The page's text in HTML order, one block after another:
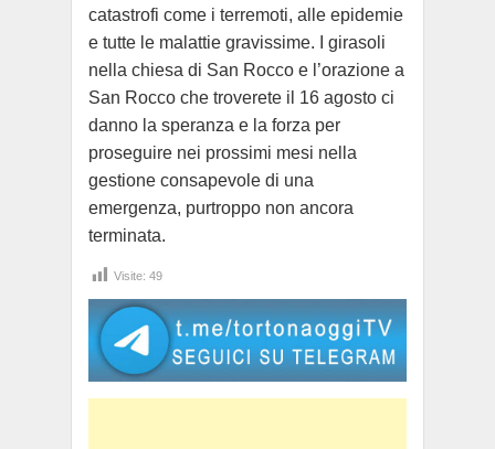
catastrofi come i terremoti, alle epidemie
e tutte le malattie gravissime. I girasoli
nella chiesa di San Rocco e l’orazione a
San Rocco che troverete il 16 agosto ci
danno la speranza e la forza per
proseguire nei prossimi mesi nella
gestione consapevole di una
emergenza, purtroppo non ancora
terminata.
Visite: 49